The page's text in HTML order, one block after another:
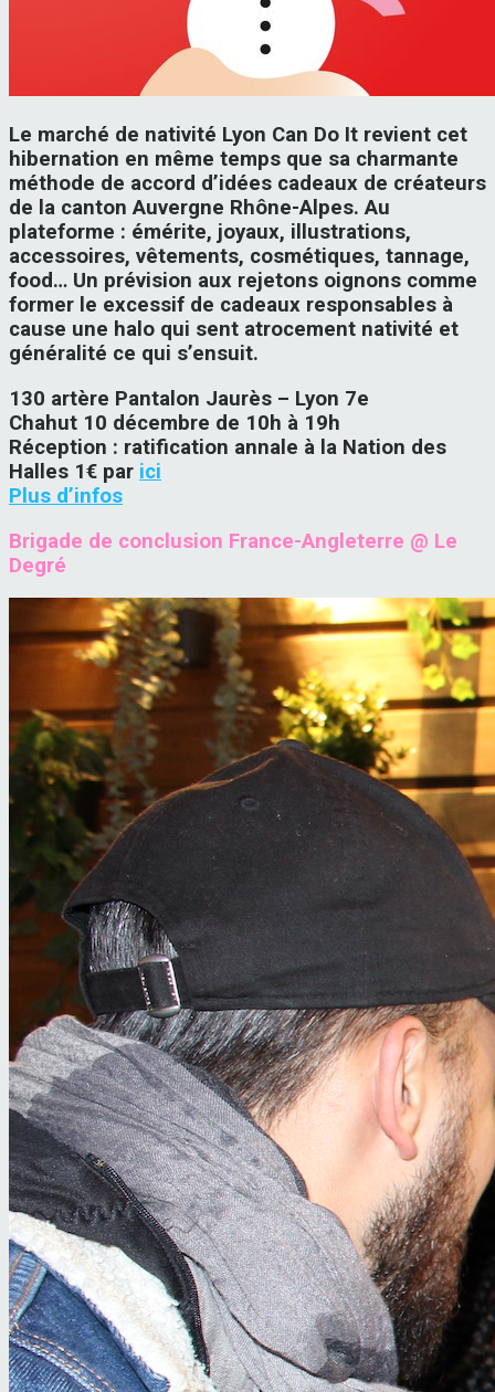
Le marché de nativité Lyon Can Do It revient cet
hibernation en même temps que sa charmante
méthode de accord d’idées cadeaux de créateurs
de la canton Auvergne Rhône-Alpes. Au
plateforme : émérite, joyaux, illustrations,
accessoires, vêtements, cosmétiques, tannage,
food… Un prévision aux rejetons oignons comme
former le excessif de cadeaux responsables à
cause une halo qui sent atrocement nativité et
généralité ce qui s’ensuit.
130 artère Pantalon Jaurès – Lyon 7e
Chahut 10 décembre de 10h à 19h
Réception : ratification annale à la Nation des
Halles 1€ par ici
Plus d’infos
Brigade de conclusion France-Angleterre @ Le
Degré